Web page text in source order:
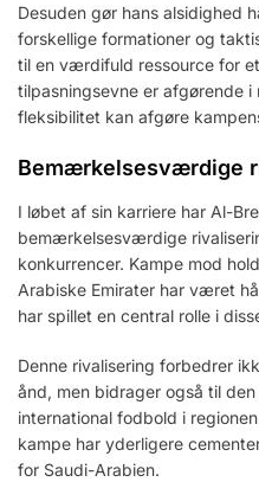
Desuden gør hans alsidighed
forskellige formationer og
til en værdifuld ressource for
tilpasningsevne er afgørende
fleksibilitet kan afgøre
Bemærkelsesværdige
I løbet af sin karriere har Al-
bemærkelsesværdige
konkurrencer. Kampe mod
Arabiske Emirater har været
har spillet en central rolle i
Denne rivalisering forbedrer
ånd, men bidrager også til
international fodbold i
kampe har yderligere
for Saudi-Arabien.